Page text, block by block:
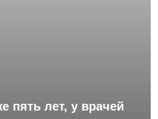
пять лет, у врачей